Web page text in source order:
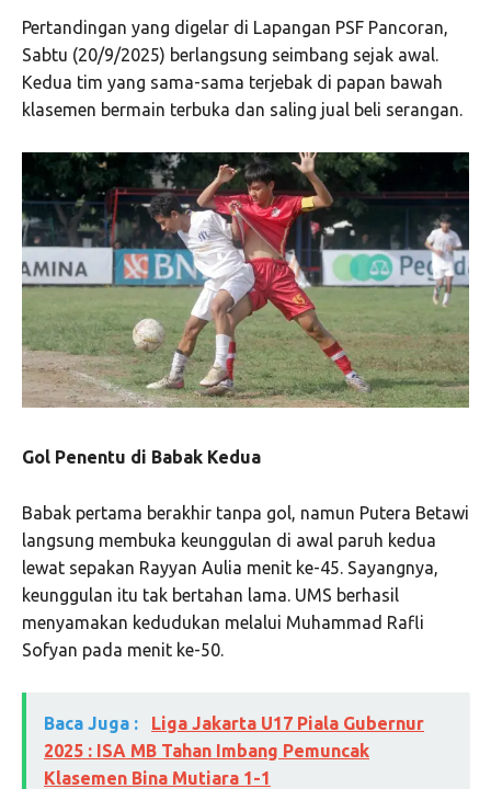
Pertandingan yang digelar di Lapangan PSF Pancoran,
Sabtu (20/9/2025) berlangsung seimbang sejak awal.
Kedua tim yang sama-sama terjebak di papan bawah
klasemen bermain terbuka dan saling jual beli serangan.
Gol Penentu di Babak Kedua
Babak pertama berakhir tanpa gol, namun Putera Betawi
langsung membuka keunggulan di awal paruh kedua
lewat sepakan Rayyan Aulia menit ke-45. Sayangnya,
keunggulan itu tak bertahan lama. UMS berhasil
menyamakan kedudukan melalui Muhammad Rafli
Sofyan pada menit ke-50.
Baca Juga :
Liga Jakarta U17 Piala Gubernur
2025 : ISA MB Tahan Imbang Pemuncak
Klasemen Bina Mutiara 1-1